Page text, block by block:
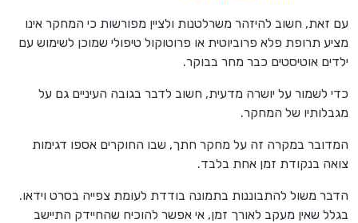
עם זאת, חשוב להיזהר משרלטנות ולציין מפורשות כי המחקר אינו
מציע תרופת פלא פרוביוטית או פרוטוקול טיפולי שמוכן לשימוש עם
ילדים אוטיסטים כבר מחר בבוקר.
כדי לשמור על יושרה מדעית, חשוב לדבר בגובה העיניים גם על
מגבלותיו של המחקר.
המדובר במקרה זה על מחקר חתך, שבו החוקרים אספו דגימות
צואה בנקודת זמן אחת בלבד.
הדבר משול להתבוננות בתמונה בודדת לעומת צפייה בסרט וידאו.
בגלל שאין מעקב לאורך זמן, אי אפשר להוכיח שהחיידק התיישב